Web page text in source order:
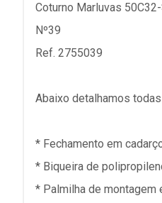
Coturno Marluvas
Nº39
Ref. 2755039
Abaixo detalhamos
* Fechamento em
* Biqueira de
* Palmilha de montagem